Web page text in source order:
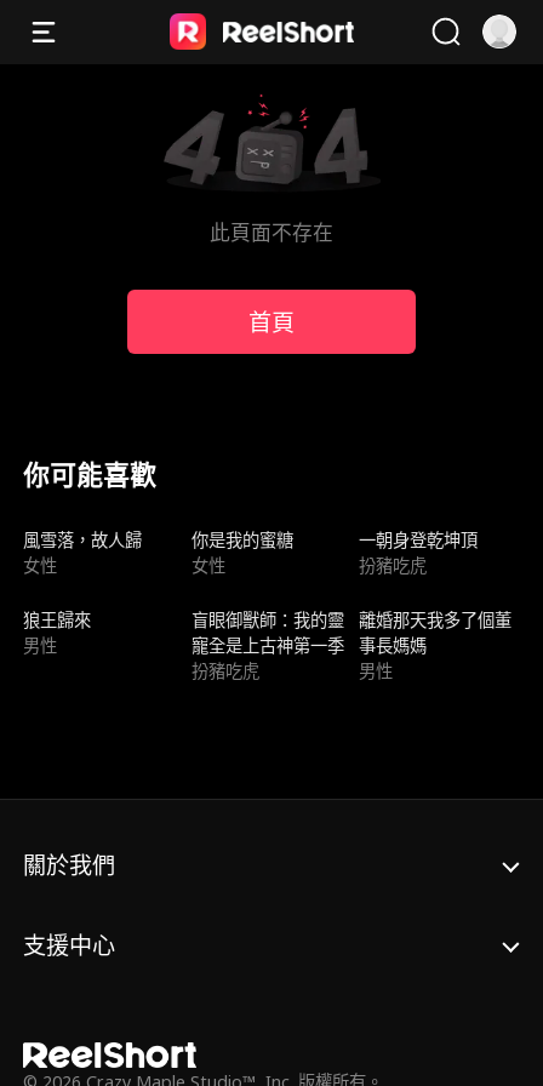
此頁面不存在
首頁
你可能喜歡
新上架
風雪落，故人歸
女性
新上架
你是我的蜜糖
女性
新上架
一朝身登乾坤頂
扮豬吃虎
新上架
狼王歸來
男性
新上架
盲眼御獸師：我的靈
寵全是上古神第一季
扮豬吃虎
新上架
離婚那天我多了個董
事長媽媽
男性
關於我們
支援中心